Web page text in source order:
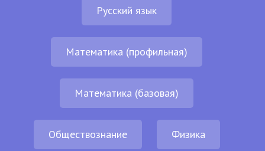
Русский язык
Математика (профильная)
Математика (базовая)
Обществознание Физика